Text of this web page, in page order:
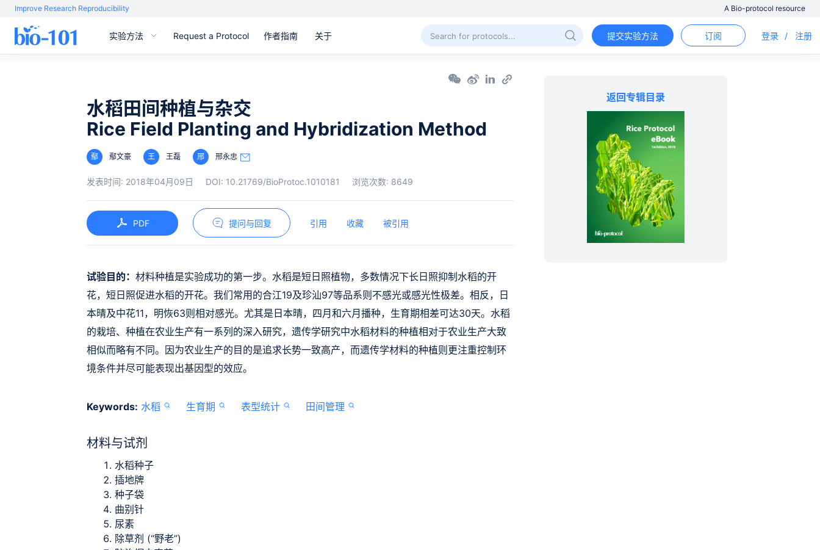
Improve Research Reproducibility A Bio-protocol resource
实验方法 Request a Protocol 作者指南 关于 提交实验方法 订阅 登录 / 注册
水稻田间种植与杂交
Rice Field Planting and Hybridization Method
鄢 鄢文豪 王 王磊 邢 邢永忠
发表时间: 2018年04月09日 DOI: 10.21769/BioProtoc.1010181 浏览次数: 8649
返回专辑目录
PDF 提问与回复 引用 收藏 被引用
试验目的： 材料种植是实验成功的第一步。水稻是短日照植物，多数情况下长日照抑制水稻的开
花，短日照促进水稻的开花。我们常用的合江19及珍汕97等品系则不感光或感光性极差。相反，日
本晴及中花11，明恢63则相对感光。尤其是日本晴，四月和六月播种，生育期相差可达30天。水稻
的栽培、种植在农业生产有一系列的深入研究，遗传学研究中水稻材料的种植相对于农业生产大致
相似而略有不同。因为农业生产的目的是追求长势一致高产，而遗传学材料的种植则更注重控制环
境条件并尽可能表现出基因型的效应。
Keywords: 水稻 生育期 表型统计 田间管理
材料与试剂
水稻种子
插地牌
种子袋
曲别针
尿素
除草剂 (“野老”)